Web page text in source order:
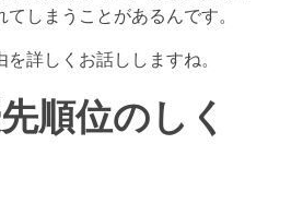
しまうことがあるんです。
詳しくお話ししますね。
順位のしく